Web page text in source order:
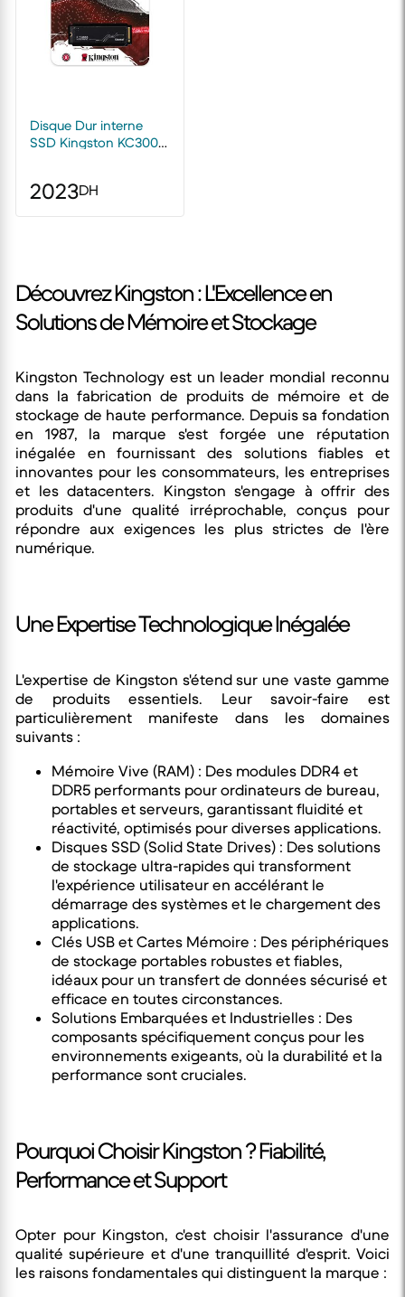
Disque Dur interne
SSD Kingston KC3000
2048 Go
2023DH
Découvrez Kingston : L'Excellence en
Solutions de Mémoire et Stockage
Kingston Technology est un leader mondial reconnu
dans la fabrication de produits de mémoire et de
stockage de haute performance. Depuis sa fondation
en 1987, la marque s'est forgée une réputation
inégalée en fournissant des solutions fiables et
innovantes pour les consommateurs, les entreprises
et les datacenters. Kingston s'engage à offrir des
produits d'une qualité irréprochable, conçus pour
répondre aux exigences les plus strictes de l'ère
numérique.
Une Expertise Technologique Inégalée
L'expertise de Kingston s'étend sur une vaste gamme
de produits essentiels. Leur savoir-faire est
particulièrement manifeste dans les domaines
suivants :
Mémoire Vive (RAM) : Des modules DDR4 et
DDR5 performants pour ordinateurs de bureau,
portables et serveurs, garantissant fluidité et
réactivité, optimisés pour diverses applications.
Disques SSD (Solid State Drives) : Des solutions
de stockage ultra-rapides qui transforment
l'expérience utilisateur en accélérant le
démarrage des systèmes et le chargement des
applications.
Clés USB et Cartes Mémoire : Des périphériques
de stockage portables robustes et fiables,
idéaux pour un transfert de données sécurisé et
efficace en toutes circonstances.
Solutions Embarquées et Industrielles : Des
composants spécifiquement conçus pour les
environnements exigeants, où la durabilité et la
performance sont cruciales.
Pourquoi Choisir Kingston ? Fiabilité,
Performance et Support
Opter pour Kingston, c'est choisir l'assurance d'une
qualité supérieure et d'une tranquillité d'esprit. Voici
les raisons fondamentales qui distinguent la marque :